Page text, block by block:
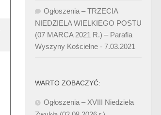
Ogłoszenia – TRZECIA
NIEDZIELA WIELKIEGO POSTU
(07 MARCA 2021 R.) – Parafia
Wyszyny Kościelne - 7.03.2021
WARTO ZOBACZYĆ:
Ogłoszenia – XVIII Niedziela